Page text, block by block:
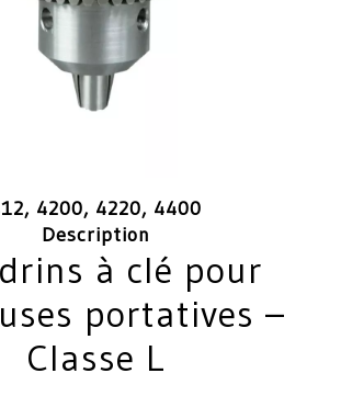
4200, 4220, 4400
Description
à clé pour
portatives –
Classe L